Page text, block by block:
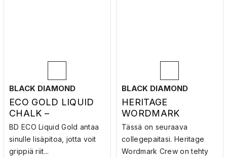
BLACK DIAMOND
ECO GOLD LIQUID
CHALK –
NESTEMANKKA
BD ECO Liquid Gold antaa
sinulle lisäpitoa, jotta voit
grippiä riit...
BLACK DIAMOND
HERITAGE
WORDMARK
CREWNECK –
COLLEGEPAITA
Tässä on seuraava
collegepaitasi. Heritage
Wordmark Crew on tehty